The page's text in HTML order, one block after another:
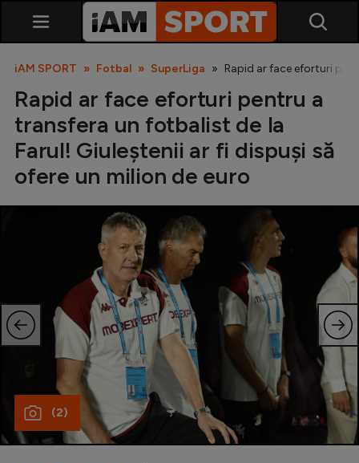
SuperLiga
Liga 2
Cupa României
Echipa Națională
U21
Fotbal feminin
Special
Diverse
Inedit
iAM SPORT Fotbal SuperLiga Rapid ar face eforturi
Rapid ar face eforturi pentru a
transfera un fotbalist de la
Farul! Giuleștenii ar fi dispuși să
ofere un milion de euro
(2)